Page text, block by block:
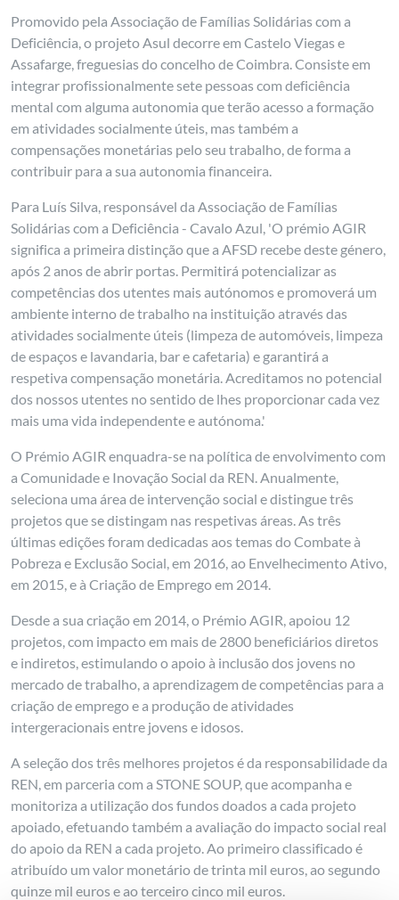
Promovido pela Associação de Famílias Solidárias com a
Deficiência, o projeto Asul decorre em Castelo Viegas e
Assafarge, freguesias do concelho de Coimbra. Consiste em
integrar profissionalmente sete pessoas com deficiência
mental com alguma autonomia que terão acesso a formação
em atividades socialmente úteis, mas também a
compensações monetárias pelo seu trabalho, de forma a
contribuir para a sua autonomia financeira.
Para Luís Silva, responsável da Associação de Famílias
Solidárias com a Deficiência - Cavalo Azul, 'O prémio AGIR
significa a primeira distinção que a AFSD recebe deste género,
após 2 anos de abrir portas. Permitirá potencializar as
competências dos utentes mais autónomos e promoverá um
ambiente interno de trabalho na instituição através das
atividades socialmente úteis (limpeza de automóveis, limpeza
de espaços e lavandaria, bar e cafetaria) e garantirá a
respetiva compensação monetária. Acreditamos no potencial
dos nossos utentes no sentido de lhes proporcionar cada vez
mais uma vida independente e autónoma.'
O Prémio AGIR enquadra-se na política de envolvimento com
a Comunidade e Inovação Social da REN. Anualmente,
seleciona uma área de intervenção social e distingue três
projetos que se distingam nas respetivas áreas. As três
últimas edições foram dedicadas aos temas do Combate à
Pobreza e Exclusão Social, em 2016, ao Envelhecimento Ativo,
em 2015, e à Criação de Emprego em 2014.
Desde a sua criação em 2014, o Prémio AGIR, apoiou 12
projetos, com impacto em mais de 2800 beneficiários diretos
e indiretos, estimulando o apoio à inclusão dos jovens no
mercado de trabalho, a aprendizagem de competências para a
criação de emprego e a produção de atividades
intergeracionais entre jovens e idosos.
A seleção dos três melhores projetos é da responsabilidade da
REN, em parceria com a STONE SOUP, que acompanha e
monitoriza a utilização dos fundos doados a cada projeto
apoiado, efetuando também a avaliação do impacto social real
do apoio da REN a cada projeto. Ao primeiro classificado é
atribuído um valor monetário de trinta mil euros, ao segundo
quinze mil euros e ao terceiro cinco mil euros.